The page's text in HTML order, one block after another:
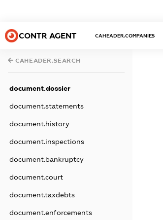
CONTR AGENT CAHEADER.COMPANIES
CAHEADER.SEARCH
document.dossier
document.statements
document.history
document.inspections
document.bankruptcy
document.court
document.taxdebts
document.enforcements